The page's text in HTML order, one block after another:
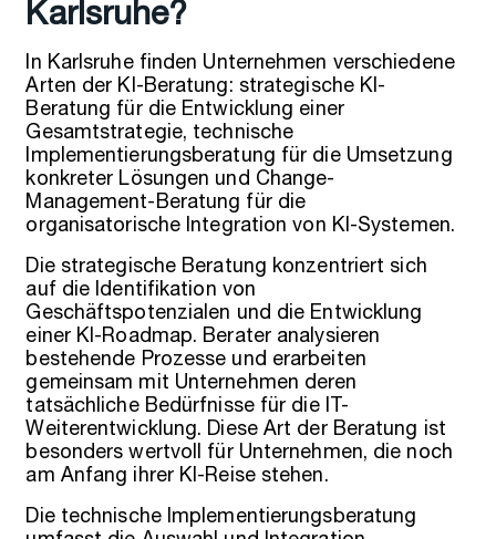
Karlsruhe?
In Karlsruhe finden Unternehmen verschiedene
Arten der KI-Beratung: strategische KI-
Beratung für die Entwicklung einer
Gesamtstrategie, technische
Implementierungsberatung für die Umsetzung
konkreter Lösungen und Change-
Management-Beratung für die
organisatorische Integration von KI-Systemen.
Die strategische Beratung konzentriert sich
auf die Identifikation von
Geschäftspotenzialen und die Entwicklung
einer KI-Roadmap. Berater analysieren
bestehende Prozesse und erarbeiten
gemeinsam mit Unternehmen deren
tatsächliche Bedürfnisse für die IT-
Weiterentwicklung. Diese Art der Beratung ist
besonders wertvoll für Unternehmen, die noch
am Anfang ihrer KI-Reise stehen.
Die technische Implementierungsberatung